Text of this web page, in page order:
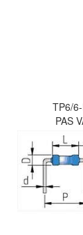
TP6/
PAS